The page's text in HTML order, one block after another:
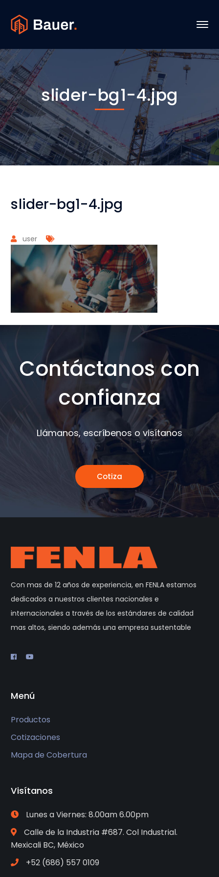
slider-bg1-4.jpg
slider-bg1-4.jpg
user
Contáctanos con
confianza
Llámanos, escríbenos o visítanos
Cotiza
Con mas de 12 años de experiencia, en FENLA estamos
dedicados a nuestros clientes nacionales e
internacionales a través de los estándares de calidad
mas altos, siendo además una empresa sustentable
Menú
Productos
Cotizaciones
Mapa de Cobertura
Visítanos
Lunes a Viernes: 8.00am 6.00pm
Calle de la Industria #687. Col Industrial.
Mexicali BC, México
+52 (686) 557 0109